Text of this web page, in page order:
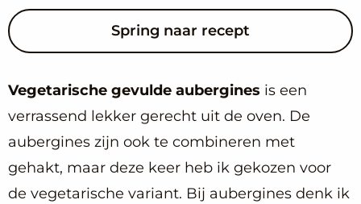
Spring naar recept
Vegetarische gevulde aubergines is een
verrassend lekker gerecht uit de oven. De
aubergines zijn ook te combineren met
gehakt, maar deze keer heb ik gekozen voor
de vegetarische variant. Bij aubergines denk ik